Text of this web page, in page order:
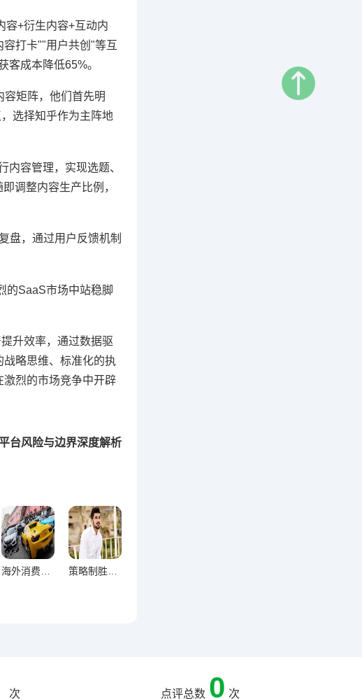
容+衍生内容+互动内
打卡""用户共创"等互
成本降低65%。
矩阵，他们首先明
选择知乎作为主阵地
容管理，实现选题、
调整内容生产比例，
盘，通过用户反馈机制
的SaaS市场中站稳脚
升效率，通过数据驱
略思维、标准化的执
烈的市场竞争中开辟
台风险与边界深度解析
海外消费者价格与体验的权衡博弈 策略制胜法则，让用户深刻记住产品的关键之道
次 点评总数 0 次